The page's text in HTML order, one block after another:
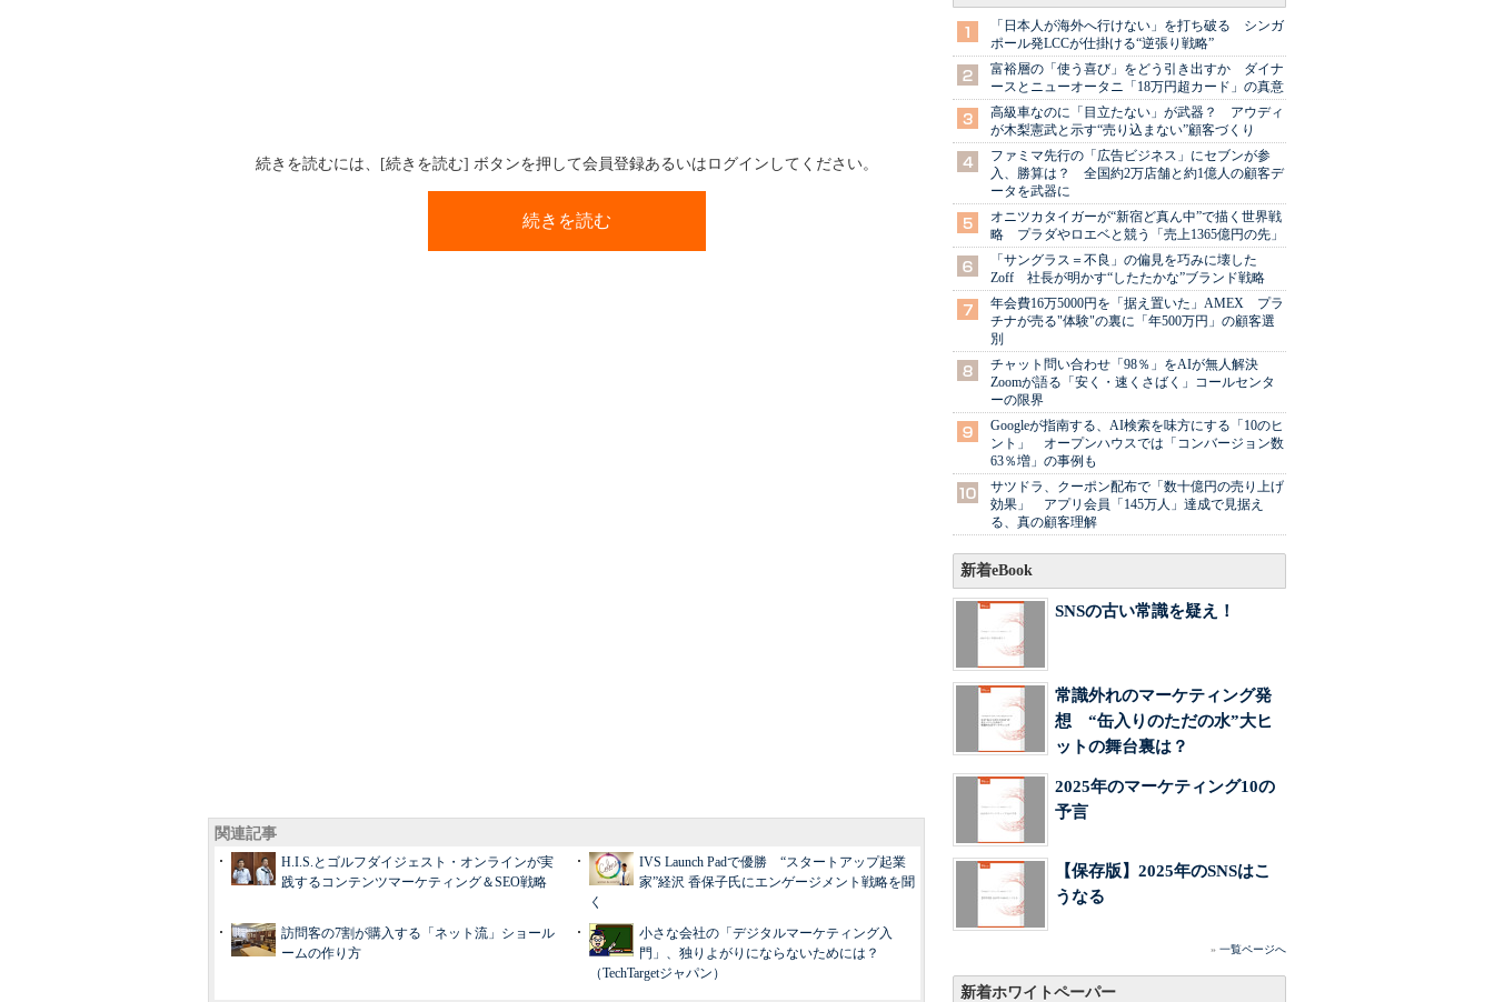
続きを読むには、[続きを読む] ボタンを押して会員登録あるいはログインしてください。
続きを読む
関連記事
H.I.S.とゴルフダイジェスト・オンラインが実
践するコンテンツマーケティング＆SEO戦略
IVS Launch Padで優勝 “スタートアップ起業
家”経沢 香保子氏にエンゲージメント戦略を聞
く
訪問客の7割が購入する「ネット流」ショール
ームの作り方
小さな会社の「デジタルマーケティング入
門」、独りよがりにならないためには？
（TechTargetジャパン）
「日本人が海外へ行けない」を打ち破る シンガ
ポール発LCCが仕掛ける“逆張り戦略”
富裕層の「使う喜び」をどう引き出すか ダイナ
ースとニューオータニ「18万円超カード」の真意
高級車なのに「目立たない」が武器？ アウディ
が木梨憲武と示す“売り込まない”顧客づくり
ファミマ先行の「広告ビジネス」にセブンが参
入、勝算は？ 全国約2万店舗と約1億人の顧客デ
ータを武器に
オニツカタイガーが“新宿ど真ん中”で描く世界戦
略 プラダやロエベと競う「売上1365億円の先」
「サングラス＝不良」の偏見を巧みに壊した
Zoff 社長が明かす“したたかな”ブランド戦略
年会費16万5000円を「据え置いた」AMEX プラ
チナが売る"体験"の裏に「年500万円」の顧客選
別
チャット問い合わせ「98％」をAIが無人解決
Zoomが語る「安く・速くさばく」コールセンタ
ーの限界
Googleが指南する、AI検索を味方にする「10のヒ
ント」 オープンハウスでは「コンバージョン数
63％増」の事例も
サツドラ、クーポン配布で「数十億円の売り上げ
効果」 アプリ会員「145万人」達成で見据え
る、真の顧客理解
新着eBook
SNSの古い常識を疑え！
常識外れのマーケティング発
想 “缶入りのただの水”大ヒ
ットの舞台裏は？
2025年のマーケティング10の
予言
【保存版】2025年のSNSはこ
うなる
» 一覧ページへ
新着ホワイトペーパー